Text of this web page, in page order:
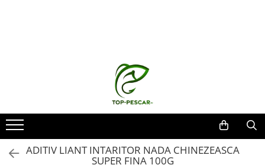
Mulinete crap
Fire crap
Nadă și momeală
ADITIV LIANT INTARITOR NADA CHINEZEASCA
SUPER FINA 100G